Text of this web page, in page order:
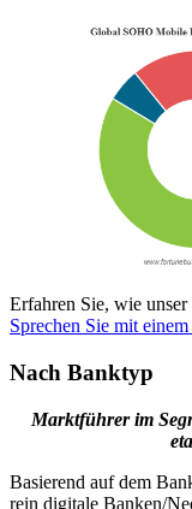
Erfahren Sie, wie
Sprechen Sie mit
Nach Banktyp
Marktführer im
Basierend auf dem
rein digitale Banken/